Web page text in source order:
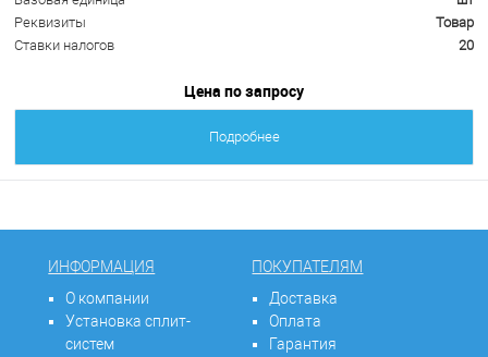
Реквизиты
Товар
Ставки налогов
20
Цена по запросу
Подробнее
ИНФОРМАЦИЯ
О компании
Установка сплит-
систем
ПОКУПАТЕЛЯМ
Доставка
Оплата
Гарантия